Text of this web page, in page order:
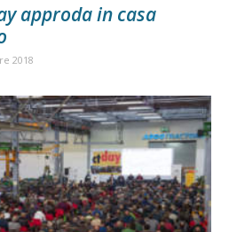
approda in casa
2018